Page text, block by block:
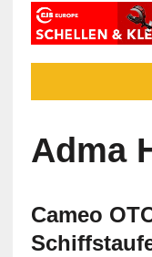
Adma
Cameo